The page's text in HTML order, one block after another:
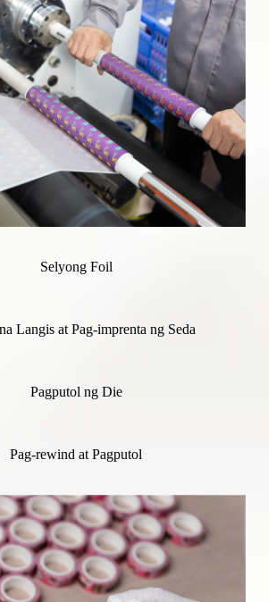
Selyong Foil
Langis at Pag-imprenta ng Seda
Pagputol ng Die
Pag-rewind at Pagputol